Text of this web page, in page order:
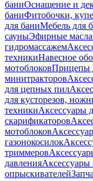
баниОснащение и
баниФитобочки,
для баниМебель для
сауныЭфирные масла
гидромассажем
техникиНавесное
мотоблоковПрицепы
минитракторов
для цепных пил
для кусторезов,
техникиАксессуары
скарификаторов
мотоблоков
газонокосилок
триммеров
давления
опрыскивателей